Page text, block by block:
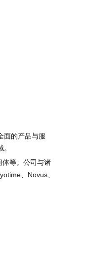
面的产品与服
体等。公司与诸
Novus